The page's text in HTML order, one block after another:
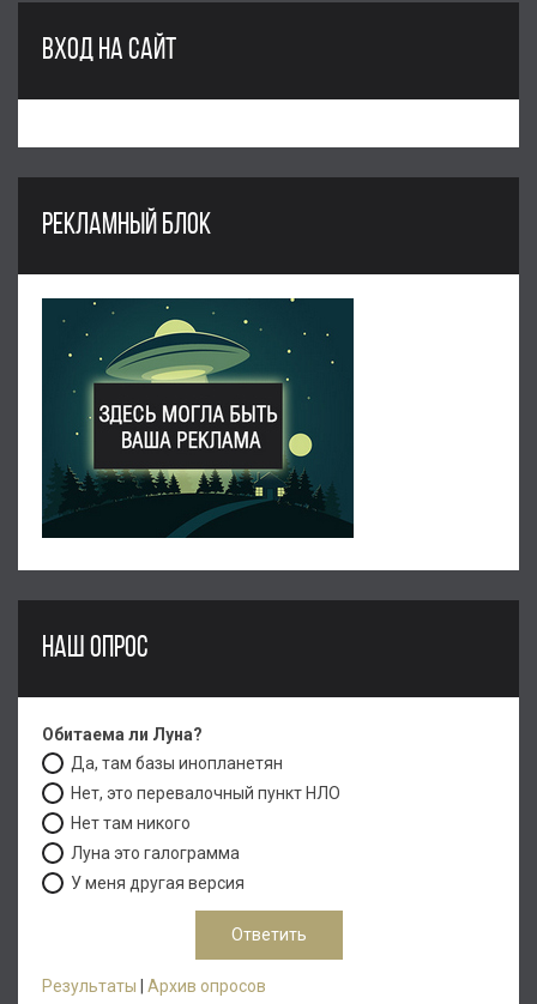
ВХОД НА САЙТ
РЕКЛАМНЫЙ БЛОК
НАШ ОПРОС
Обитаема ли Луна?
Да, там базы инопланетян
Нет, это перевалочный пункт НЛО
Нет там никого
Луна это галограмма
У меня другая версия
Результаты
Архив опросов